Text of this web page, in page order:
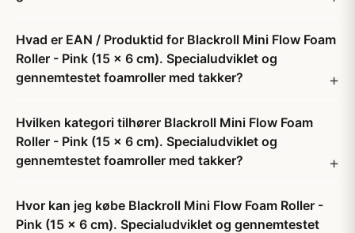
Hvad er EAN / Produktid for Blackroll Mini Flow Foam
Roller - Pink (15 x 6 cm). Specialudviklet og
gennemtestet foamroller med takker?
Hvilken kategori tilhører Blackroll Mini Flow Foam
Roller - Pink (15 x 6 cm). Specialudviklet og
gennemtestet foamroller med takker?
Hvor kan jeg købe Blackroll Mini Flow Foam Roller -
Pink (15 x 6 cm). Specialudviklet og gennemtestet